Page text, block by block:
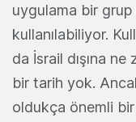
uygulama bir grup
kullanılabiliyor.
da İsrail dışına
bir tarih yok.
oldukça önemli